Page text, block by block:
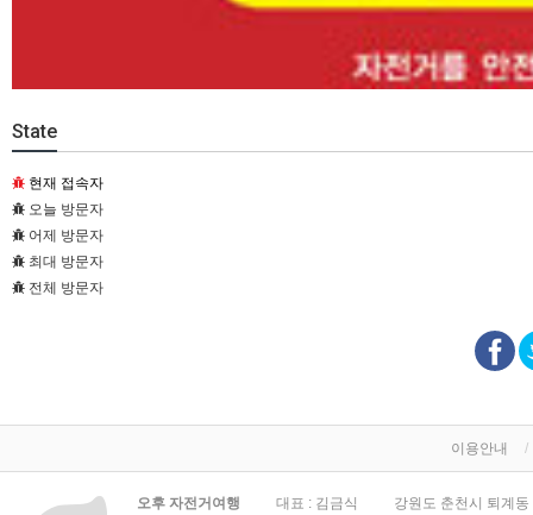
State
현재 접속자
오늘 방문자
어제 방문자
최대 방문자
전체 방문자
이용안내
오후 자전거여행 대표 : 김금식 강원도 춘천시 퇴계